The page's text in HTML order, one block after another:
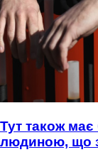
Тут також має
людиною, що